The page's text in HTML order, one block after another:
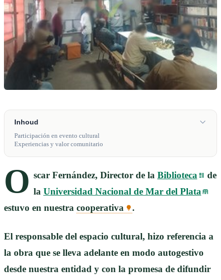
Inhoud
Participación en evento cultural
Experiencias y valor comunitario
O scar Fernández, Director de la Biblioteca
de
la Universidad Nacional de Mar del Plata
estuvo en nuestra cooperativa .
El responsable del espacio cultural, hizo referencia a
la obra que se lleva adelante en modo autogestivo
desde nuestra entidad y con la promesa de difundir